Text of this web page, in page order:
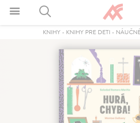
KNIHY - KNIHY PRE DETI -